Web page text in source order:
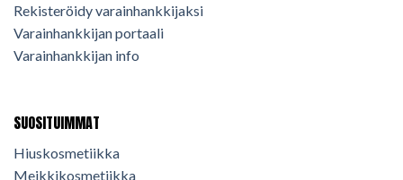
Rekisteröidy varainhankkijaksi
Varainhankkijan portaali
Varainhankkijan info
SUOSITUIMMAT
Hiuskosmetiikka
Meikkikosmetiikka